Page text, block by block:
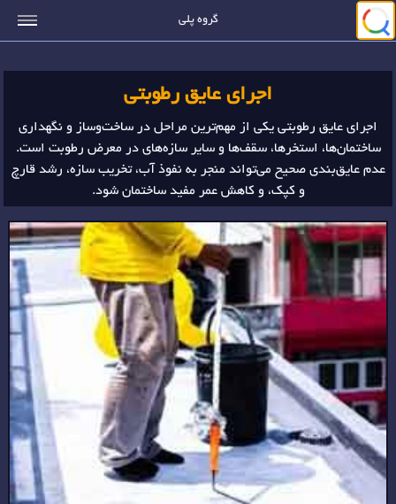
گروه پلی جستجو
اجرای عایق رطوبتی
اجرای عایق رطوبتی یکی از مهم‌ترین مراحل در ساخت‌وساز و نگهداری
ساختمان‌ها، استخرها، سقف‌ها و سایر سازه‌های در معرض رطوبت است.
عدم عایق‌بندی صحیح می‌تواند منجر به نفوذ آب، تخریب سازه، رشد قارچ
و کپک، و کاهش عمر مفید ساختمان شود.